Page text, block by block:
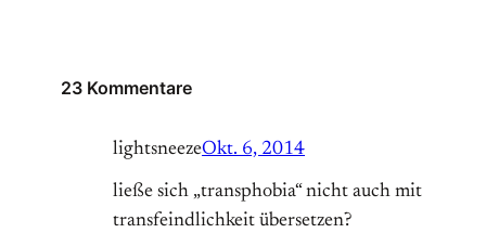
23 Kommentare
lightsneezeOkt. 6, 2014
ließe sich „transphobia“ nicht auch mit
transfeindlichkeit übersetzen?